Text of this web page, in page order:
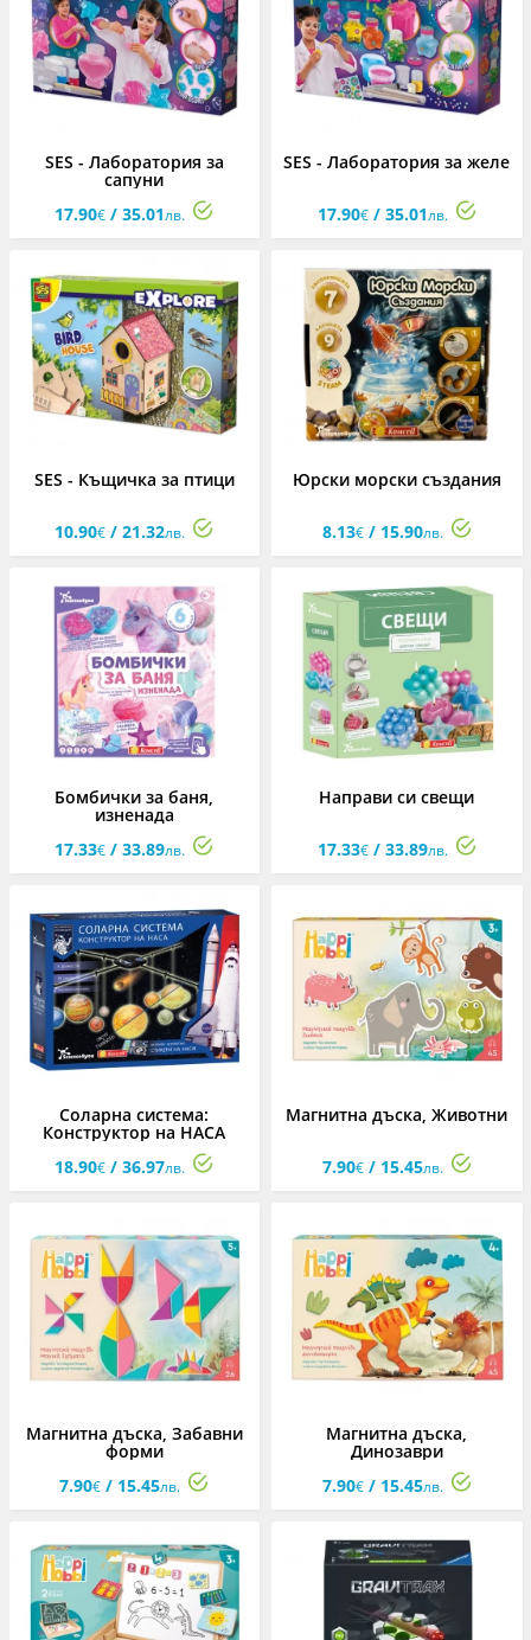
SES - Лаборатория за
сапуни
17.90€ / 35.01лв.
SES - Лаборатория за желе
17.90€/ 35.01лв.
SES - Къщичка за птици
10.90€ / 21.32лв.
Юрски морски създания
8.13€/ 15.90лв.
Бомбички за баня,
изненада
17.33€ / 33.89лв.
Направи си свещи
17.33€/ 33.89лв.
Соларна система:
Конструктор на НАСА
18.90€ / 36.97лв.
Магнитна дъска, Животни
7.90€/ 15.45лв.
Магнитна дъска, Забавни
форми
7.90€ / 15.45лв.
Магнитна дъска,
Динозаври
7.90€/ 15.45лв.